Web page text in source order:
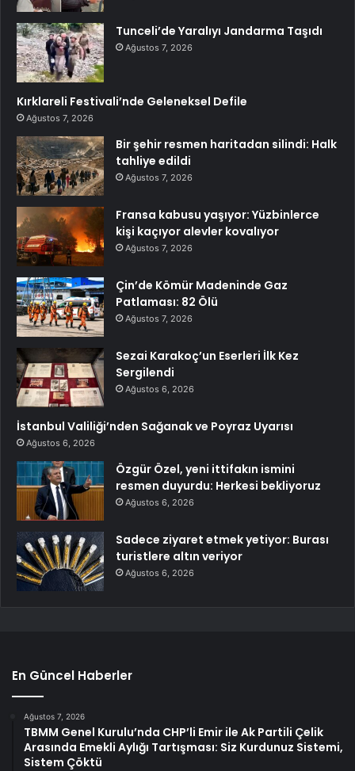
Tunceli’de Yaralıyı Jandarma Taşıdı
Ağustos 7, 2026
Kırklareli Festivali’nde Geleneksel Defile
Ağustos 7, 2026
Bir şehir resmen haritadan silindi: Halk
tahliye edildi
Ağustos 7, 2026
Fransa kabusu yaşıyor: Yüzbinlerce
kişi kaçıyor alevler kovalıyor
Ağustos 7, 2026
Çin’de Kömür Madeninde Gaz
Patlaması: 82 Ölü
Ağustos 7, 2026
Sezai Karakoç’un Eserleri İlk Kez
Sergilendi
Ağustos 6, 2026
İstanbul Valiliği’nden Sağanak ve Poyraz Uyarısı
Ağustos 6, 2026
Özgür Özel, yeni ittifakın ismini
resmen duyurdu: Herkesi bekliyoruz
Ağustos 6, 2026
Sadece ziyaret etmek yetiyor: Burası
turistlere altın veriyor
Ağustos 6, 2026
En Güncel Haberler
Ağustos 7, 2026
TBMM Genel Kurulu’nda CHP’li Emir ile Ak Partili Çelik
Arasında Emekli Aylığı Tartışması: Siz Kurdunuz Sistemi,
Sistem Çöktü